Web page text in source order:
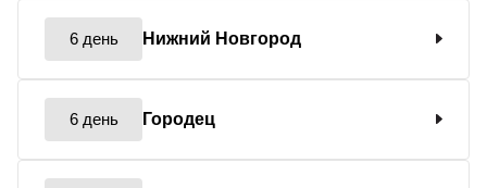
6 день Нижний Новгород
6 день Городец